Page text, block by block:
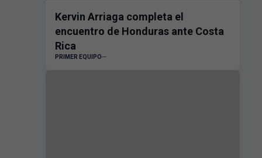
Kervin Arriaga completa el
encuentro de Honduras ante Costa
Rica
PRIMER EQUIPO